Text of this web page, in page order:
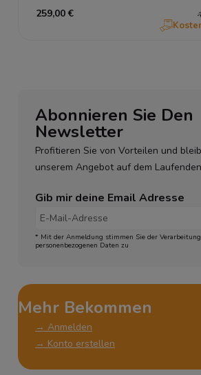
259,00 €
Abonnieren Sie Den
Newsletter
Profitieren Sie von Vorteilen und
unserem Angebot auf dem
Gib mir deine Email Adresse
* Mit der Anmeldung stimmen Sie der
personenbezogenen Daten zu
Mehr Bekommen
→ Anmelden
→ Konto erstellen